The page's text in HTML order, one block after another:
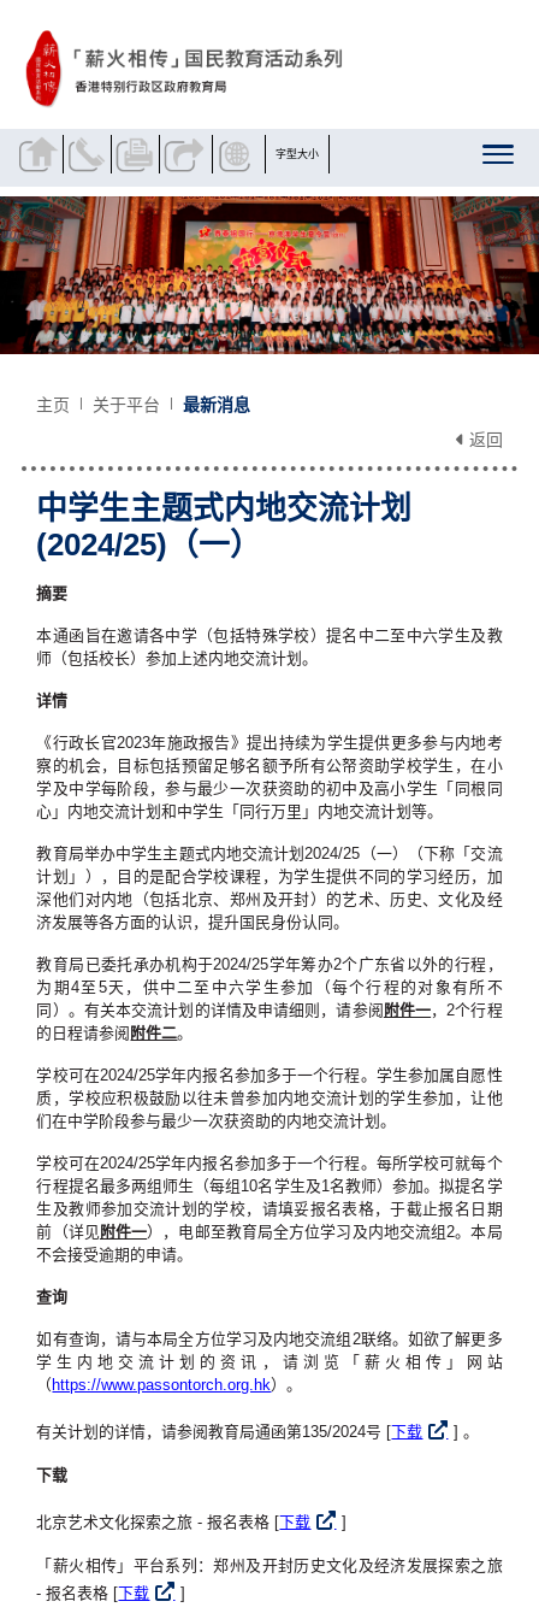
字型大小
主页 关于平台
最新消息
返回
中学生主题式内地交流计划
(2024/25)（一）
摘要
本通函旨在邀请各中学（包括特殊学校）提名中二至中六学生及教
师（包括校长）参加上述内地交流计划。
详情
《行政长官2023年施政报告》提出持续为学生提供更多参与内地考
察的机会，目标包括预留足够名额予所有公帑资助学校学生，在小
学及中学每阶段，参与最少一次获资助的初中及高小学生「同根同
心」内地交流计划和中学生「同行万里」内地交流计划等。
教育局举办中学生主题式内地交流计划2024/25（一）（下称「交流
计划」），目的是配合学校课程，为学生提供不同的学习经历，加
深他们对内地（包括北京、郑州及开封）的艺术、历史、文化及经
济发展等各方面的认识，提升国民身份认同。
教育局已委托承办机构于2024/25学年筹办2个广东省以外的行程，
为期4至5天，供中二至中六学生参加（每个行程的对象有所不
同）。有关本交流计划的详情及申请细则，请参阅 附件一，2个行程
的日程请参阅 附件二。
学校可在2024/25学年内报名参加多于一个行程。学生参加属自愿性
质，学校应积极鼓励以往未曾参加内地交流计划的学生参加，让他
们在中学阶段参与最少一次获资助的内地交流计划。
学校可在2024/25学年内报名参加多于一个行程。每所学校可就每个
行程提名最多两组师生（每组10名学生及1名教师）参加。拟提名学
生及教师参加交流计划的学校，请填妥报名表格，于截止报名日期
前（详见附件一），电邮至教育局全方位学习及内地交流组2。本局
不会接受逾期的申请。
查询
如有查询，请与本局全方位学习及内地交流组2联络。如欲了解更多
学生内地交流计划的资讯，请浏览「薪火相传」网站
（ https://www.passontorch.org.hk）。
有关计划的详情，请参阅教育局通函第135/2024号 [下载 ] 。
下载
北京艺术文化探索之旅 - 报名表格 [下载 ]
「薪火相传」平台系列：郑州及开封历史文化及经济发展探索之旅
- 报名表格 [下载 ]